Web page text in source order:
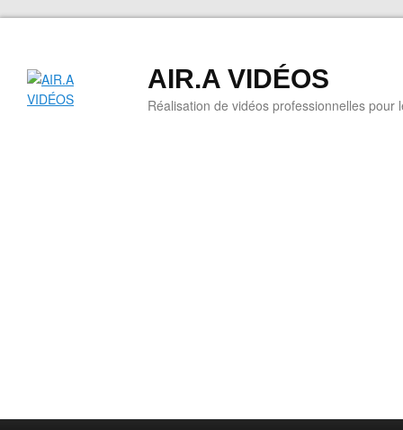
AIR.A VIDÉOS
Réalisation de vidéos professionnelles pour